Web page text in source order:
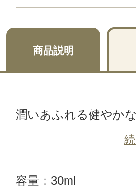
商品説明
潤いあふれる健やか
容量：30ml